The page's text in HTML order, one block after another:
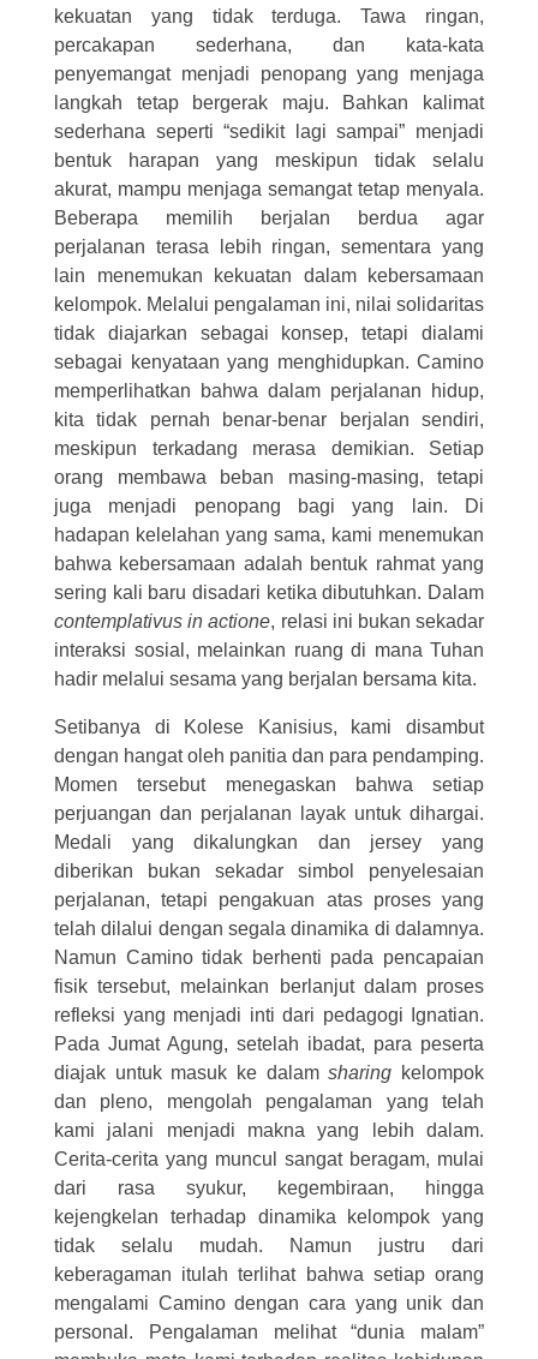
kekuatan yang tidak terduga. Tawa ringan,
percakapan sederhana, dan kata-kata
penyemangat menjadi penopang yang menjaga
langkah tetap bergerak maju. Bahkan kalimat
sederhana seperti “sedikit lagi sampai” menjadi
bentuk harapan yang meskipun tidak selalu
akurat, mampu menjaga semangat tetap menyala.
Beberapa memilih berjalan berdua agar
perjalanan terasa lebih ringan, sementara yang
lain menemukan kekuatan dalam kebersamaan
kelompok. Melalui pengalaman ini, nilai solidaritas
tidak diajarkan sebagai konsep, tetapi dialami
sebagai kenyataan yang menghidupkan. Camino
memperlihatkan bahwa dalam perjalanan hidup,
kita tidak pernah benar-benar berjalan sendiri,
meskipun terkadang merasa demikian. Setiap
orang membawa beban masing-masing, tetapi
juga menjadi penopang bagi yang lain. Di
hadapan kelelahan yang sama, kami menemukan
bahwa kebersamaan adalah bentuk rahmat yang
sering kali baru disadari ketika dibutuhkan. Dalam
contemplativus in actione, relasi ini bukan sekadar
interaksi sosial, melainkan ruang di mana Tuhan
hadir melalui sesama yang berjalan bersama kita.
Setibanya di Kolese Kanisius, kami disambut
dengan hangat oleh panitia dan para pendamping.
Momen tersebut menegaskan bahwa setiap
perjuangan dan perjalanan layak untuk dihargai.
Medali yang dikalungkan dan jersey yang
diberikan bukan sekadar simbol penyelesaian
perjalanan, tetapi pengakuan atas proses yang
telah dilalui dengan segala dinamika di dalamnya.
Namun Camino tidak berhenti pada pencapaian
fisik tersebut, melainkan berlanjut dalam proses
refleksi yang menjadi inti dari pedagogi Ignatian.
Pada Jumat Agung, setelah ibadat, para peserta
diajak untuk masuk ke dalamsharing kelompok
dan pleno, mengolah pengalaman yang telah
kami jalani menjadi makna yang lebih dalam.
Cerita-cerita yang muncul sangat beragam, mulai
dari rasa syukur, kegembiraan, hingga
kejengkelan terhadap dinamika kelompok yang
tidak selalu mudah. Namun justru dari
keberagaman itulah terlihat bahwa setiap orang
mengalami Camino dengan cara yang unik dan
personal. Pengalaman melihat “dunia malam”